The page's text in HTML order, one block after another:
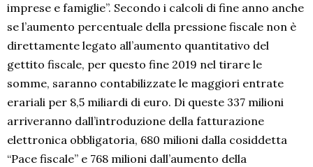
imprese e famiglie”. Secondo i calcoli di fine anno anche
se l’aumento percentuale della pressione fiscale non è
direttamente legato all’aumento quantitativo del
gettito fiscale, per questo fine 2019 nel tirare le
somme, saranno contabilizzate le maggiori entrate
erariali per 8,5 miliardi di euro. Di queste 337 milioni
arriveranno dall’introduzione della fatturazione
elettronica obbligatoria, 680 milioni dalla cosiddetta
“Pace fiscale” e 768 milioni dall’aumento della